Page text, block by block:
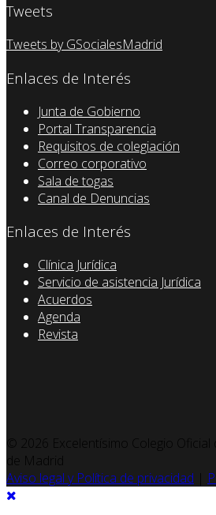
Tweets
Tweets by GSocialesMadrid
Enlaces de Interés
Junta de Gobierno
Portal Transparencia
Requisitos de colegiación
Correo corporativo
Sala de togas
Canal de Denuncias
Enlaces de Interés
Clínica Jurídica
Servicio de asistencia Jurídica
Acuerdos
Agenda
Revista
© 2026 Excelentísimo Colegio Oficial
de Madrid
Aviso legal y Política de privacidad